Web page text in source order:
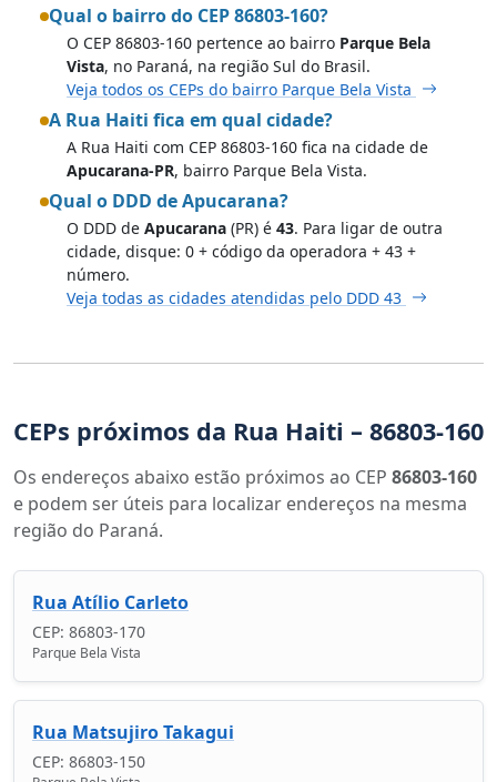
Qual o bairro do CEP 86803-160?
O CEP 86803-160 pertence ao bairro Parque Bela
Vista, no Paraná, na região Sul do Brasil.
Veja todos os CEPs do bairro Parque Bela Vista
A Rua Haiti fica em qual cidade?
A Rua Haiti com CEP 86803-160 fica na cidade de
Apucarana-PR, bairro Parque Bela Vista.
Qual o DDD de Apucarana?
O DDD de Apucarana (PR) é 43. Para ligar de outra
cidade, disque: 0 + código da operadora + 43 +
número.
Veja todas as cidades atendidas pelo DDD 43
CEPs próximos da Rua Haiti – 86803-160
Os endereços abaixo estão próximos ao CEP 86803-160
e podem ser úteis para localizar endereços na mesma
região do Paraná.
Rua Atílio Carleto
CEP: 86803-170
Parque Bela Vista
Rua Matsujiro Takagui
CEP: 86803-150